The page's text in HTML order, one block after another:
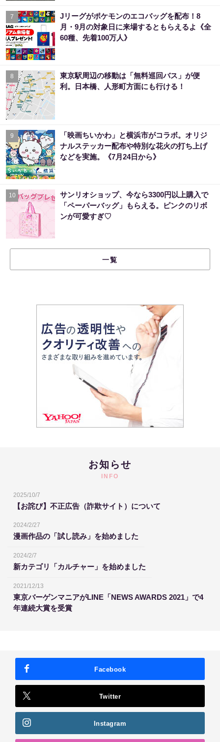
7
Jリーグがポケモンのエコバッグを配布！8
月・9月の対象日に来場するともらえるよ《全
60種、先着100万人》
8
東京駅周辺の移動は「無料巡回バス」が便
利。日本橋、人形町方面にも行ける！
9
「映画ちいかわ」と横浜市がコラボ。オリジ
ナルステッカー配布や特別な花火の打ち上げ
などを実施。《7月24日から》
10
サンリオショップ、今なら3300円以上購入で
「ペーパーバッグ」もらえる。ピンクのリボ
ンが可愛すぎ♡
一覧
お知らせ
INFO
2025/10/7
【お詫び】不正広告（詐欺サイト）について
2024/2/27
漫画作品の「試し読み」を始めました
2024/2/7
新カテゴリ「カルチャー」を始めました
2021/12/13
東京バーゲンマニアがLINE「NEWS AWARDS 2021」で4
年連続大賞を受賞
Facebook
Twitter
Instagram